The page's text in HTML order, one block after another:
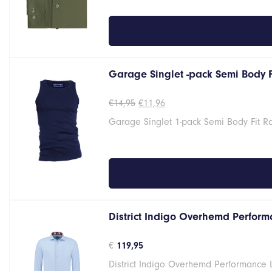
Garage Singlet -pack Semi Body
€14,95 Oorspronkelijke
was:
€11,96Huidige
is:
Garage Singlet 1-pack Semi Body Fit
District Indigo Overhemd
€ 119,95
District Indigo Overhemd Performance